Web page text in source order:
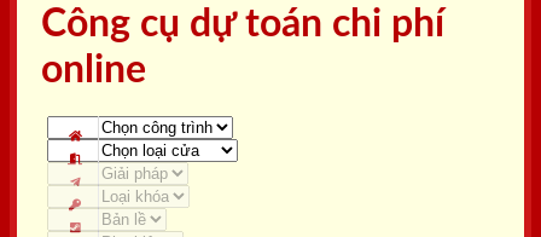
Công cụ dự toán chi phí
online